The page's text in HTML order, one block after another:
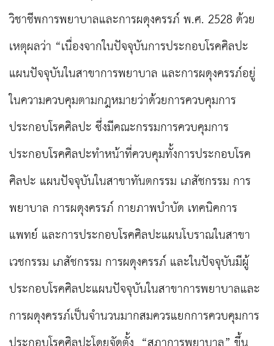
วิชาชีพการพยาบาลและการผดุงครรภ์ พ.ศ. 2528 ด้วย
เหตุผลว่า “เนื่องจากในปัจจุบันการประกอบโรคศิลปะ
แผนปัจจุบันในสาขาการพยาบาล และการผดุงครรภ์อยู่
ในความควบคุมตามกฎหมายว่าด้วยการควบคุมการ
ประกอบโรคศิลปะ ซึ่งมีคณะกรรมการควบคุมการ
ประกอบโรคศิลปะทำหน้าที่ควบคุมทั้งการประกอบโรค
ศิลปะ แผนปัจจุบันในสาขาทันตกรรม เภสัชกรรม การ
พยาบาล การผดุงครรภ์ กายภาพบำบัด เทคนิคการ
แพทย์ และการประกอบโรคศิลปะแผนโบราณในสาขา
เวชกรรม เภสัชกรรม การผดุงครรภ์ และในปัจจุบันมีผู้
ประกอบโรคศิลปะแผนปัจจุบันในสาขาการพยาบาลและ
การผดุงครรภ์เป็นจำนวนมากสมควรแยกการควบคุมการ